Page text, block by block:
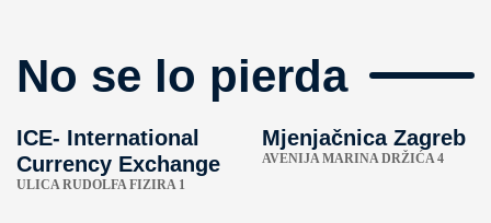
No se lo pierda
ICE- International
Currency Exchange
ULICA RUDOLFA FIZIRA 1
Mjenjačnica Zagreb
AVENIJA MARINA DRŽIĆA 4